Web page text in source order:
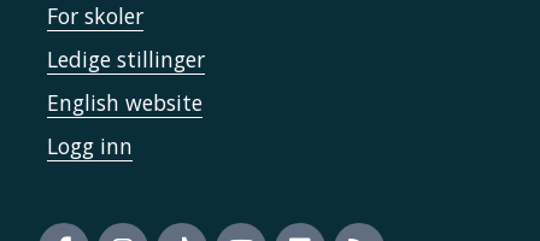
For skoler
Ledige stillinger
English website
Logg inn